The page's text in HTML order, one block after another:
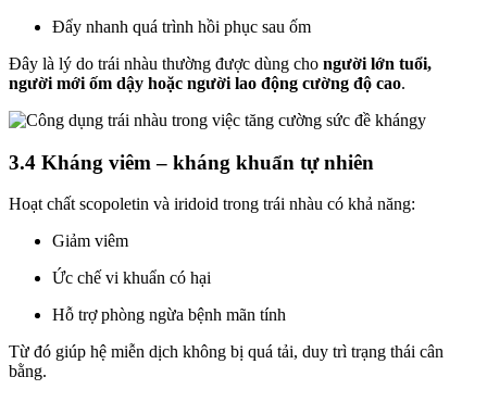
Đẩy nhanh quá trình hồi phục sau ốm
Đây là lý do trái nhàu thường được dùng cho người lớn tuổi,
người mới ốm dậy hoặc người lao động cường độ cao.
3.4 Kháng viêm – kháng khuẩn tự nhiên
Hoạt chất scopoletin và iridoid trong trái nhàu có khả năng:
Giảm viêm
Ức chế vi khuẩn có hại
Hỗ trợ phòng ngừa bệnh mãn tính
Từ đó giúp hệ miễn dịch không bị quá tải, duy trì trạng thái cân
bằng.